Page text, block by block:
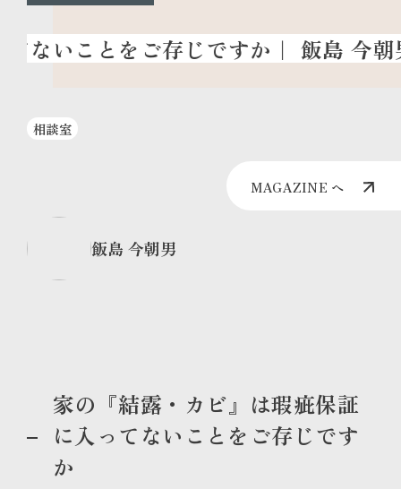
相談室
MAGAZINE へ
飯島 今朝男
家の『結露・カビ』は瑕疵保証
に入ってないことをご存じです
か